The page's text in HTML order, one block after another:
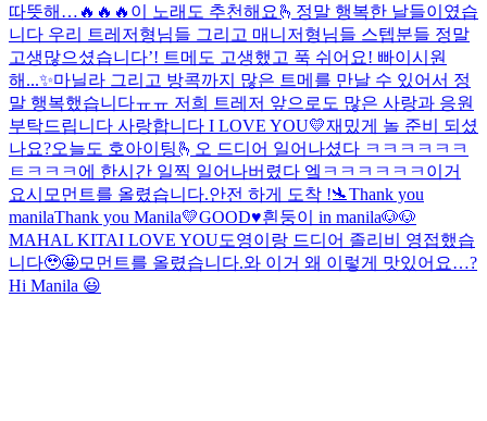
따뜻해… 🔥🔥🔥 이 노래도 추천해요🫰 정말 행복한 날들이였습
니다 우리 트레저형님들 그리고 매니저형님들 스텝분들 정말
고생많으셨습니다’! 트메도 고생했고 푹 쉬어요! 빠이 시원
해...✨마닐라 그리고 방콕까지 많은 트메를 만날 수 있어서 정
말 행복했습니다ㅠㅠ 저희 트레저 앞으로도 많은 사랑과 응원
부탁드립니다 사랑합니다 I LOVE YOU💛재밌게 놀 준비 되셨
나요?오늘도 호아이팅🫰 오 드디어 일어나셨다 ㅋㅋㅋㅋㅋㅋ
ㅌㅋㅋㅋ 에 한시간 일찍 일어나버렸다 엨ㅋㅋㅋㅋㅋㅋ이거
요시 모먼트를 올렸습니다.안전 하게 도착 !🛬Thank you
manilaThank you Manila💛GOOD♥️흰둥이 in manila🐶🐶
MAHAL KITAI LOVE YOU도영이랑 드디어 졸리비 영접했습
니다🥹🤩모먼트를 올렸습니다.와 이거 왜 이렇게 맛있어요…?
Hi Manila 😃